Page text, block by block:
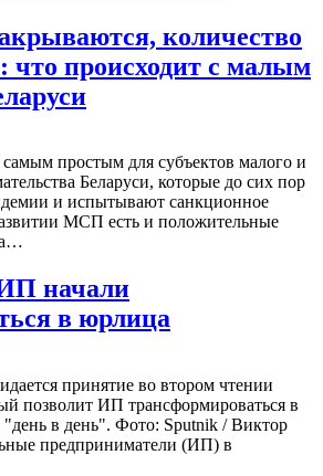
количество
что происходит с малым
простым для субъектов малого и
Беларуси, которые до сих пор
и испытывают санкционное
МСП есть и положительные
начали
в юрлица
принятие во втором чтении
позволит ИП трансформироваться в
в день". Фото: Sputnik / Виктор
предприниматели (ИП) в